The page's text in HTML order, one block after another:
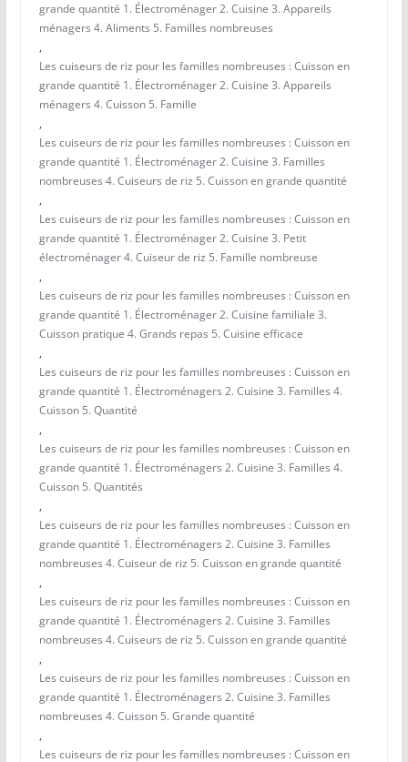
grande quantité 1. Électroménager 2. Cuisine 3. Appareils
ménagers 4. Aliments 5. Familles nombreuses
,
Les cuiseurs de riz pour les familles nombreuses : Cuisson en
grande quantité 1. Électroménager 2. Cuisine 3. Appareils
ménagers 4. Cuisson 5. Famille
,
Les cuiseurs de riz pour les familles nombreuses : Cuisson en
grande quantité 1. Électroménager 2. Cuisine 3. Familles
nombreuses 4. Cuiseurs de riz 5. Cuisson en grande quantité
,
Les cuiseurs de riz pour les familles nombreuses : Cuisson en
grande quantité 1. Électroménager 2. Cuisine 3. Petit
électroménager 4. Cuiseur de riz 5. Famille nombreuse
,
Les cuiseurs de riz pour les familles nombreuses : Cuisson en
grande quantité 1. Électroménager 2. Cuisine familiale 3.
Cuisson pratique 4. Grands repas 5. Cuisine efficace
,
Les cuiseurs de riz pour les familles nombreuses : Cuisson en
grande quantité 1. Électroménagers 2. Cuisine 3. Familles 4.
Cuisson 5. Quantité
,
Les cuiseurs de riz pour les familles nombreuses : Cuisson en
grande quantité 1. Électroménagers 2. Cuisine 3. Familles 4.
Cuisson 5. Quantités
,
Les cuiseurs de riz pour les familles nombreuses : Cuisson en
grande quantité 1. Électroménagers 2. Cuisine 3. Familles
nombreuses 4. Cuiseur de riz 5. Cuisson en grande quantité
,
Les cuiseurs de riz pour les familles nombreuses : Cuisson en
grande quantité 1. Électroménagers 2. Cuisine 3. Familles
nombreuses 4. Cuiseurs de riz 5. Cuisson en grande quantité
,
Les cuiseurs de riz pour les familles nombreuses : Cuisson en
grande quantité 1. Électroménagers 2. Cuisine 3. Familles
nombreuses 4. Cuisson 5. Grande quantité
,
Les cuiseurs de riz pour les familles nombreuses : Cuisson en